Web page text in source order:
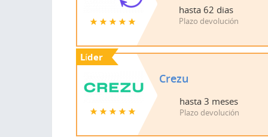
hasta 62 dias
Plazo devolución
Crezu
hasta3 meses
Plazo devolución
Líder
hasta 62 dias
Plazo devolución
Crezu
hasta3 meses
Plazo devolución
Líder
hasta 12 meses
Plazo devolución
Plazo devolución